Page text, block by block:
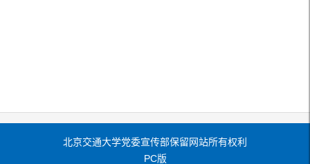
北京交通大学党委宣传部保留网站所有权利
PC版